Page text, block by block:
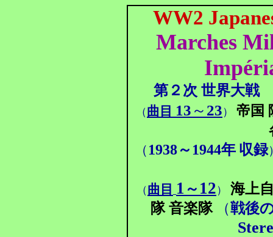
WW2
Marches
第２次 世界大戦
（ 曲目 13 ～ 23 ） 帝国
（ 1938～1944年 収録
（ 曲目 1 ～ 12 ） 海上
隊 音楽隊
（戦後